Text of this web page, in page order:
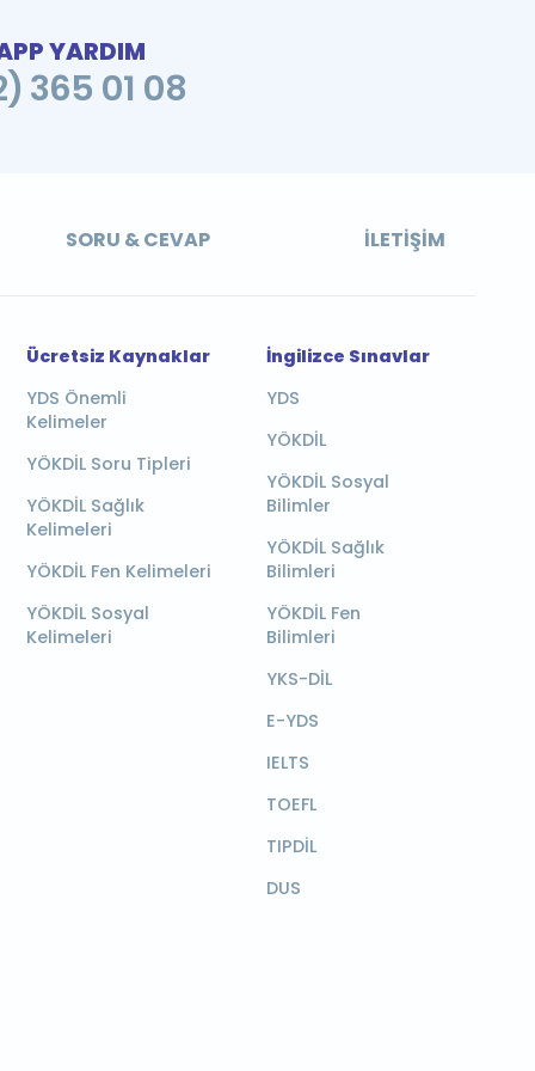
YARDIM
365 01 08
SORU & CEVAP İLETIŞIM
Ücretsiz Kaynaklar
YDS Önemli
Kelimeler
YÖKDİL Soru Tipleri
YÖKDİL Sağlık
Kelimeleri
YÖKDİL Fen Kelimeleri
YÖKDİL Sosyal
Kelimeleri
İngilizce Sınavlar
YDS
YÖKDİL
YÖKDİL Sosyal
Bilimler
YÖKDİL Sağlık
Bilimleri
YÖKDİL Fen
Bilimleri
YKS-DİL
E-YDS
IELTS
TOEFL
TIPDİL
DUS